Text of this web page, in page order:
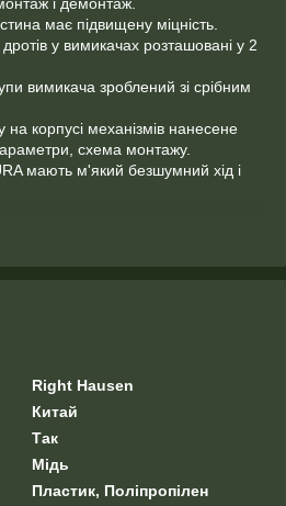
має підвищену міцність.
у вимикачах розташовані у 2
вимикача зроблений зі срібним
корпусі механізмів нанесене
схема монтажу.
мають м'який безшумний хід і
Right Hausen
Китай
Так
Мідь
Пластик, Поліпропілен